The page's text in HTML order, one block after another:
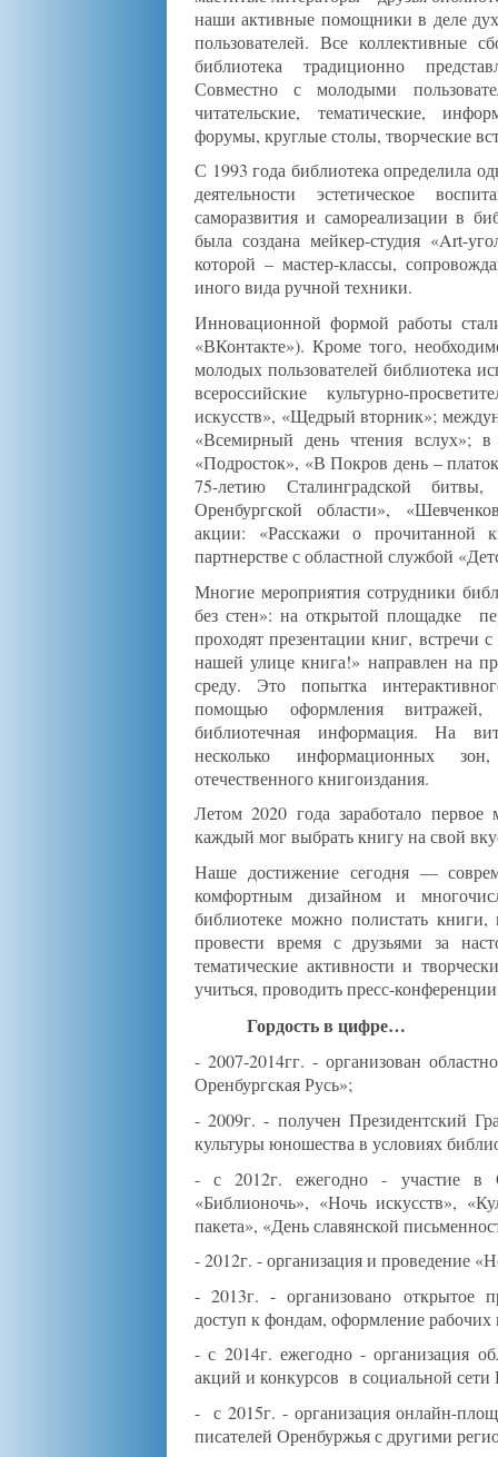
наши активные помощники в деле
пользователей. Все коллективные
библиотека традиционно
Совместно с молодыми
читательские, тематические,
форумы, круглые столы, творческие
С 1993 года библиотека определила
деятельности эстетическое
саморазвития и самореализации в
была создана мейкер-студия «Art-
которой – мастер-классы,
иного вида ручной техники.
Инновационной формой работы
«ВКонтакте»). Кроме того,
молодых пользователей библиотека
всероссийские культурно-
искусств», «Щедрый вторник»;
«Всемирный день чтения вслух»;
«Подросток», «В Покров день –
75-летию Сталинградской
Оренбургской области»,
акции: «Расскажи о прочитанной
партнерстве с областной службой
Многие мероприятия сотрудники
без стен»: на открытой площадке
проходят презентации книг,
нашей улице книга!» направлен на
среду. Это попытка
помощью оформления витражей,
библиотечная информация. На
несколько информационных
отечественного книгоиздания.
Летом 2020 года заработало
каждый мог выбрать книгу на свой
Наше достижение сегодня —
комфортным дизайном и
библиотеке можно полистать
провести время с друзьями за
тематические активности и
учиться, проводить пресс-
Гордость в цифре…
- 2007-2014гг. - организован
Оренбургская Русь»;
- 2009г. - получен Президентский
культуры юношества в условиях
- с 2012г. ежегодно - участие в
«Библионочь», «Ночь искусств»,
пакета», «День славянской
- 2012г. - организация и проведение
- 2013г. - организовано открытое
доступ к фондам, оформление
- с 2014г. ежегодно - организация
акций и конкурсов в социальной сети
- с 2015г. - организация онлайн-
писателей Оренбуржья с другими